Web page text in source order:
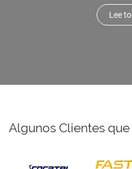
Lee
Algunos Clientes